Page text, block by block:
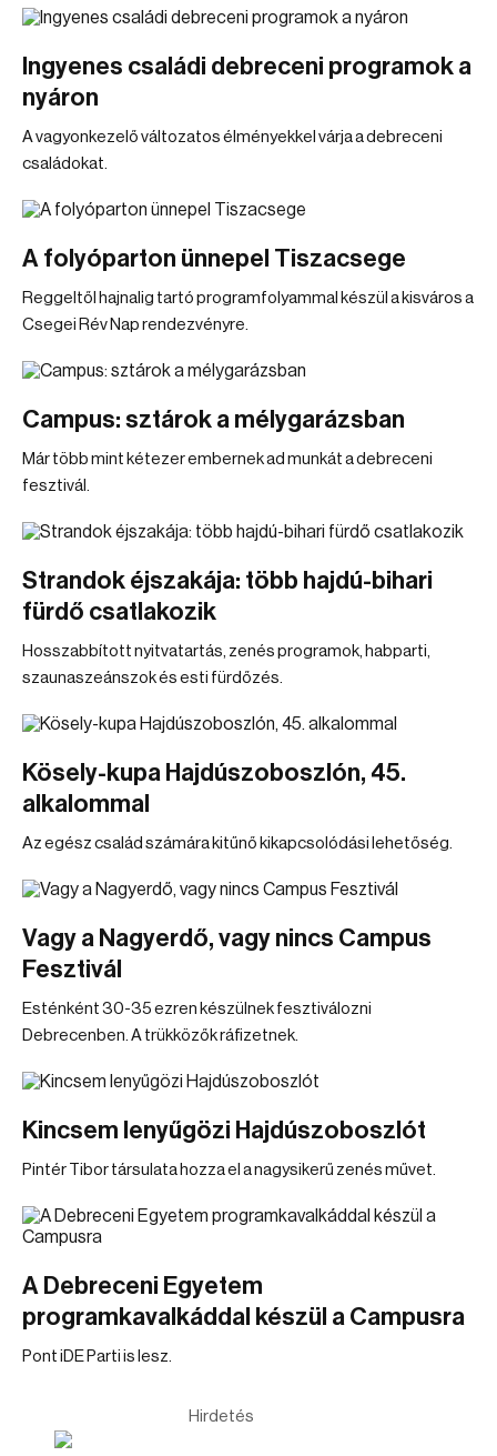
Ingyenes családi debreceni programok a
nyáron
A vagyonkezelő változatos élményekkel várja a debreceni
családokat.
A folyóparton ünnepel Tiszacsege
Reggeltől hajnalig tartó programfolyammal készül a kisváros a
Csegei Rév Nap rendezvényre.
Campus: sztárok a mélygarázsban
Már több mint kétezer embernek ad munkát a debreceni
fesztivál.
Strandok éjszakája: több hajdú-bihari
fürdő csatlakozik
Hosszabbított nyitvatartás, zenés programok, habparti,
szaunaszeánszok és esti fürdőzés.
Kösely-kupa Hajdúszoboszlón, 45.
alkalommal
Az egész család számára kitűnő kikapcsolódási lehetőség.
Vagy a Nagyerdő, vagy nincs Campus
Fesztivál
Esténként 30-35 ezren készülnek fesztiválozni
Debrecenben. A trükközők ráfizetnek.
Kincsem lenyűgözi Hajdúszoboszlót
Pintér Tibor társulata hozza el a nagysikerű zenés művet.
A Debreceni Egyetem
programkavalkáddal készül a Campusra
Pont iDE Parti is lesz.
Hirdetés